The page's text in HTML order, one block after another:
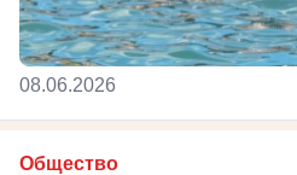
08.06.2026
Общество